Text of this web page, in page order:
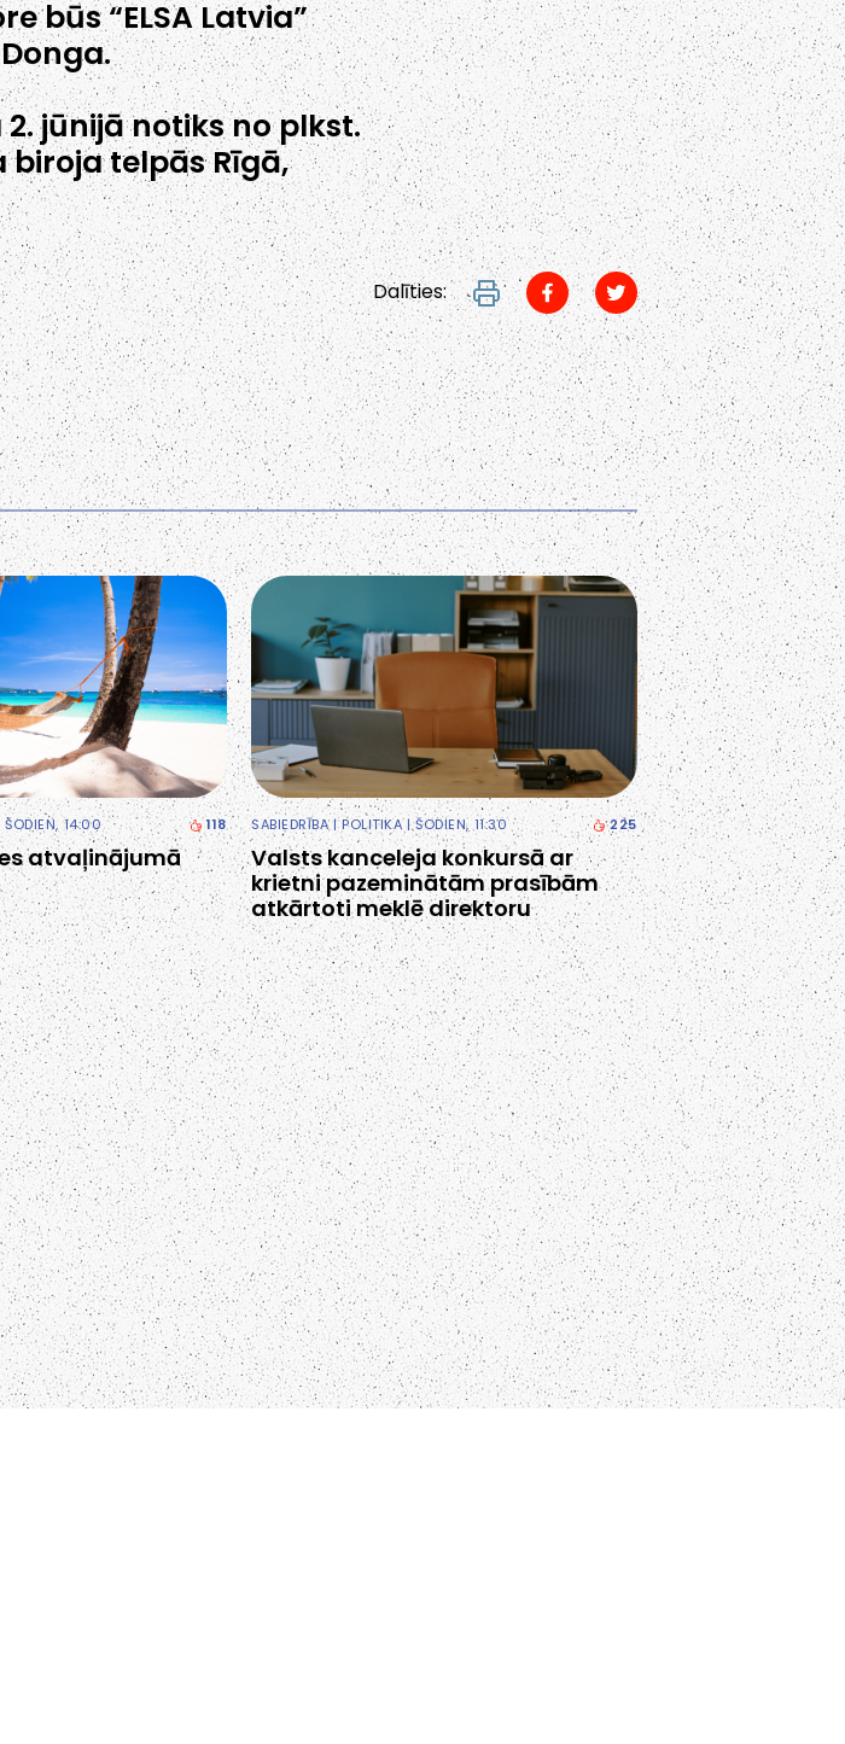
būs “ELSA Latvia”
jūnijā notiks no plkst.
biroja telpās Rīgā,
Dalīties:
14:00 118
atvaļinājumā
SABIEDRĪBA|POLITIKA| ŠODIEN, 11:30 225
Valsts kanceleja konkursā ar
krietni pazeminātām prasībām
atkārtoti meklē direktoru